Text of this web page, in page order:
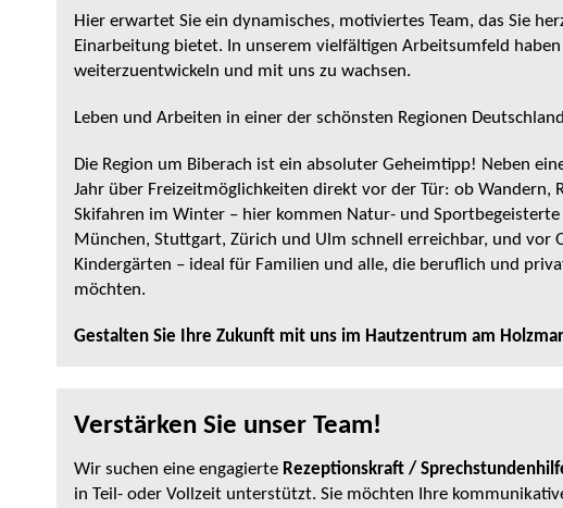
Hier erwartet Sie ein dynamisches, motiviertes Team, das Sie
Einarbeitung bietet. In unserem vielfältigen Arbeitsumfeld
weiterzuentwickeln und mit uns zu wachsen.
Leben und Arbeiten in einer der schönsten Regionen
Die Region um Biberach ist ein absoluter Geheimtipp! Neben
Jahr über Freizeitmöglichkeiten direkt vor der Tür: ob Wandern,
Skifahren im Winter – hier kommen Natur- und
München, Stuttgart, Zürich und Ulm schnell erreichbar, und vor
Kindergärten – ideal für Familien und alle, die beruflich und
möchten.
Gestalten Sie Ihre Zukunft mit uns im Hautzentrum am
Verstärken Sie unser Team!
Wir suchen eine engagierte Rezeptionskraft /
in Teil- oder Vollzeit unterstützt. Sie möchten Ihre